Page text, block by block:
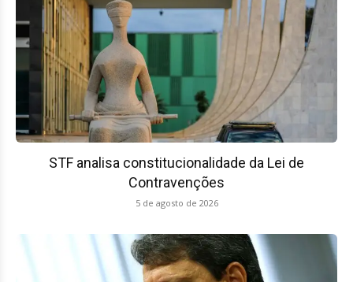
STF analisa constitucionalidade da Lei de
Contravenções
5 de agosto de 2026